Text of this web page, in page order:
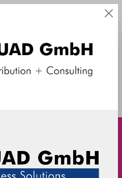
schwarz